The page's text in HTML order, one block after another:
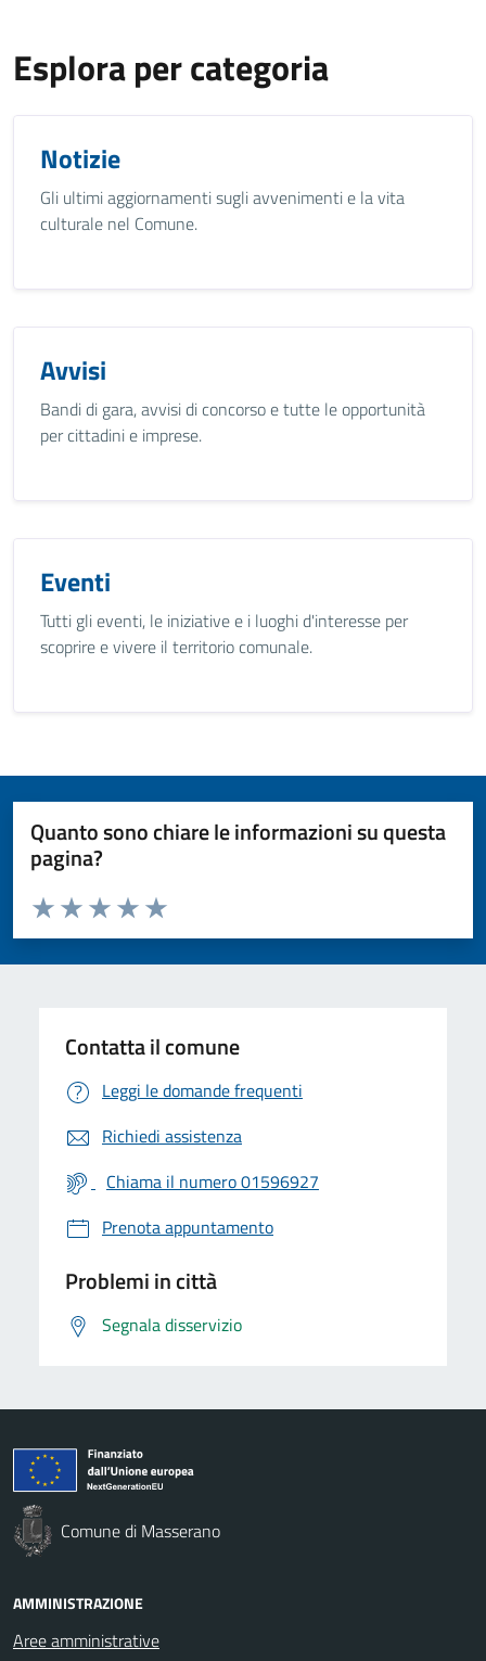
Esplora per categoria
Notizie
Gli ultimi aggiornamenti sugli avvenimenti e la vita
culturale nel Comune.
Avvisi
Bandi di gara, avvisi di concorso e tutte le opportunità
per cittadini e imprese.
Eventi
Tutti gli eventi, le iniziative e i luoghi d'interesse per
scoprire e vivere il territorio comunale.
Quanto sono chiare le informazioni su questa
pagina?
Valuta da 1 a 5 stelle la pagina
Valuta 5 stelle su 5
Valuta 4 stelle su 5
Valuta 3 stelle su 5
Valuta 2 stelle su 5
Valuta 1 stelle su 5
Contatta il comune
Leggi le domande frequenti
Richiedi assistenza
Chiama il numero 01596927
Prenota appuntamento
Problemi in città
Segnala disservizio
Comune di Masserano
AMMINISTRAZIONE
Aree amministrative